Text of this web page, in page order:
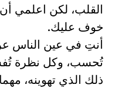
القلب، لكن اعلمي
خوف عليك.
أنتِ في عين الناس
تُحسب، وكل نظرة
ذلك الذي تهوينه،